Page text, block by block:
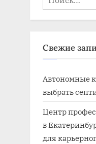
Свежие
Автономные
выбрать
Центр
в
для